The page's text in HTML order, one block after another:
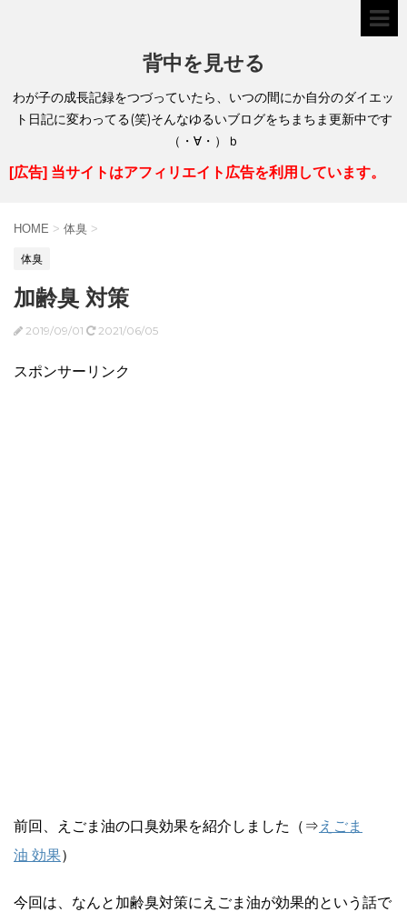
背中を見せる
わが子の成長記録をつづっていたら、いつの間にか自分のダイエッ
ト日記に変わってる(笑)そんなゆるいブログをちまちま更新中です
（・∀・）ｂ
[広告] 当サイトはアフィリエイト広告を利用しています。
HOME > 体臭 >
体臭
加齢臭 対策
2019/09/01 2021/06/05
スポンサーリンク
前回、えごま油の口臭効果を紹介しました（⇒ えごま
油 効果）
今回は、なんと加齢臭対策にえごま油が効果的という話で